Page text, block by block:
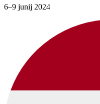
6–9 junij 2024